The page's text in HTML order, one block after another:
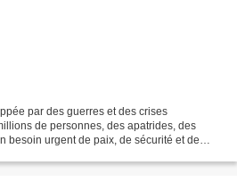
par des guerres et des crises
de personnes, des apatrides, des
besoin urgent de paix, de sécurité et de